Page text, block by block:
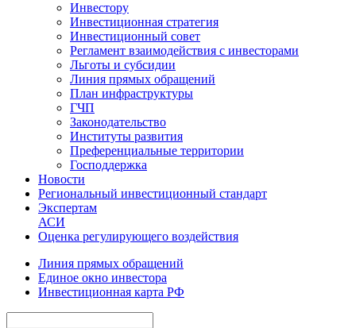
Инвестору
Инвестиционная стратегия
Инвестиционный совет
Регламент взаимодействия с инвесторами
Льготы и субсидии
Линия прямых обращений
План инфраструктуры
ГЧП
Законодательство
Институты развития
Преференциальные территории
Господдержка
Новости
Региональный инвестиционный стандарт
Экспертам
АСИ
Оценка регулирующего воздействия
Линия прямых обращений
Единое окно инвестора
Инвестиционная карта РФ